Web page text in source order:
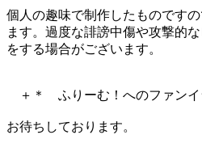
個人の趣味で制作したものです
ます。過度な誹謗中傷や攻撃的
をする場合がございます。
＋＊ ふりーむ！へのファン
お待ちしております。